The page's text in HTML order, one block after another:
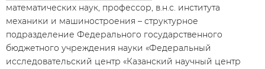
математических наук, профессор, в.н.с. института
механики и машиностроения – структурное
подразделение Федерального государственного
бюджетного учреждения науки «Федеральный
исследовательский центр «Казанский научный центр